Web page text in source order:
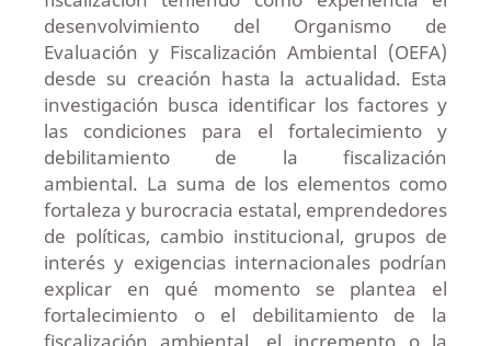
desenvolvimiento del Organismo de
Evaluación y Fiscalización Ambiental (OEFA)
desde su creación hasta la actualidad. Esta
investigación busca identificar los factores y
las condiciones para el fortalecimiento y
debilitamiento de la fiscalización
ambiental. La suma de los elementos como
fortaleza y burocracia estatal, emprendedores
de políticas, cambio institucional, grupos de
interés y exigencias internacionales podrían
explicar en qué momento se plantea el
fortalecimiento o el debilitamiento de la